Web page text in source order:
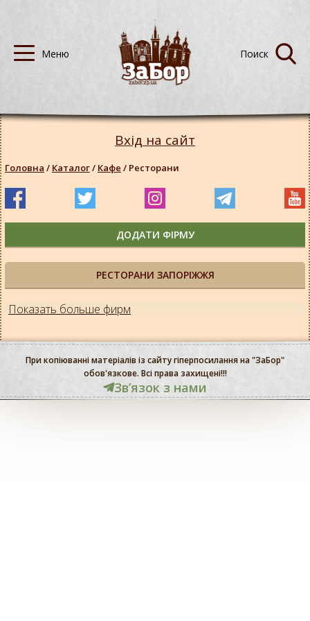
РЕСТОРАНИ ЗАПОРІЖЖЯ
Показать больше фирм
Вхід на сайт
Головна / Каталог/ Кафе / Ресторани
ДОДАТИ ФІРМУ
При копіюванні матеріалів із сайту гіперпосилання на "ЗаБор"
обов'язкове. Всі права захищені!!!
Звʼязок з нами